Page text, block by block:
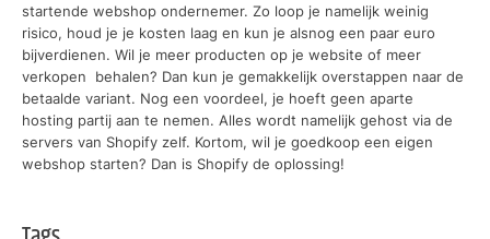
startende webshop ondernemer. Zo loop je namelijk weinig
risico, houd je je kosten laag en kun je alsnog een paar euro
bijverdienen. Wil je meer producten op je website of meer
verkopen behalen? Dan kun je gemakkelijk overstappen naar de
betaalde variant. Nog een voordeel, je hoeft geen aparte
hosting partij aan te nemen. Alles wordt namelijk gehost via de
servers van Shopify zelf. Kortom, wil je goedkoop een eigen
webshop starten? Dan is Shopify de oplossing!